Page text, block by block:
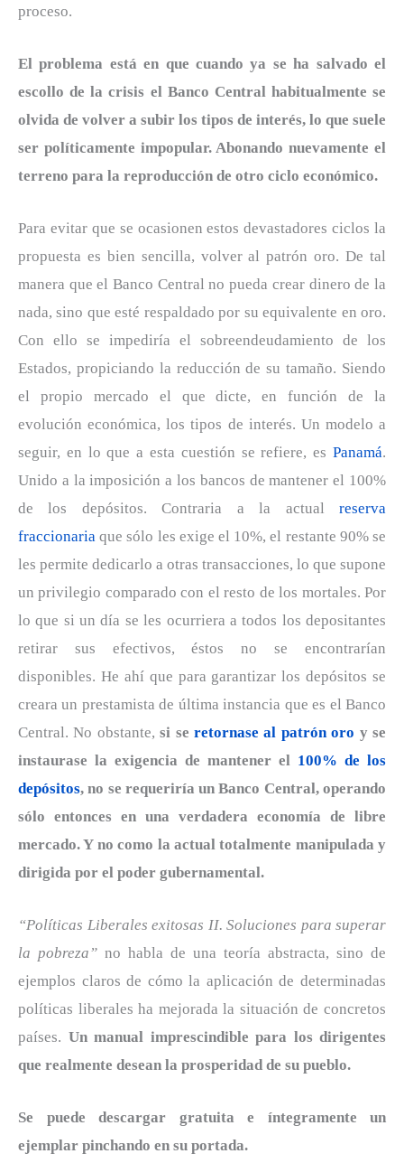
proceso.
El problema está en que cuando ya se ha salvado el
escollo de la crisis el Banco Central habitualmente se
olvida de volver a subir los tipos de interés, lo que suele
ser políticamente impopular. Abonando nuevamente el
terreno para la reproducción de otro ciclo económico.
Para evitar que se ocasionen estos devastadores ciclos la
propuesta es bien sencilla, volver al patrón oro. De tal
manera que el Banco Central no pueda crear dinero de la
nada, sino que esté respaldado por su equivalente en oro.
Con ello se impediría el sobreendeudamiento de los
Estados, propiciando la reducción de su tamaño. Siendo
el propio mercado el que dicte, en función de la
evolución económica, los tipos de interés. Un modelo a
seguir, en lo que a esta cuestión se refiere, es Panamá.
Unido a la imposición a los bancos de mantener el 100%
de los depósitos. Contraria a la actual reserva
fraccionaria que sólo les exige el 10%, el restante 90% se
les permite dedicarlo a otras transacciones, lo que supone
un privilegio comparado con el resto de los mortales. Por
lo que si un día se les ocurriera a todos los depositantes
retirar sus efectivos, éstos no se encontrarían
disponibles. He ahí que para garantizar los depósitos se
creara un prestamista de última instancia que es el Banco
Central. No obstante,si seretornase al patrón oro y se
instaurase la exigencia de mantener el 100% de los
depósitos, no se requeriría un Banco Central, operando
sólo entonces en una verdadera economía de libre
mercado. Y no como la actual totalmente manipulada y
dirigida por el poder gubernamental.
“Políticas Liberales exitosas II. Soluciones para superar
la pobreza” no habla de una teoría abstracta, sino de
ejemplos claros de cómo la aplicación de determinadas
políticas liberales ha mejorada la situación de concretos
países. Un manual imprescindible para los dirigentes
que realmente desean la prosperidad de su pueblo.
Se puede descargar gratuita e íntegramente un
ejemplar pinchando en su portada.